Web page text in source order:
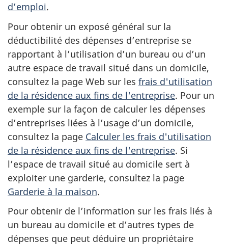
d’emploi.
Pour obtenir un exposé général sur la
déductibilité des dépenses d’entreprise se
rapportant à l’utilisation d’un bureau ou d’un
autre espace de travail situé dans un domicile,
consultez la page Web sur les frais d'utilisation
de la résidence aux fins de l'entreprise. Pour un
exemple sur la façon de calculer les dépenses
d’entreprises liées à l’usage d’un domicile,
consultez la page Calculer les frais d'utilisation
de la résidence aux fins de l'entreprise. Si
l’espace de travail situé au domicile sert à
exploiter une garderie, consultez la page
Garderie à la maison.
Pour obtenir de l’information sur les frais liés à
un bureau au domicile et d’autres types de
dépenses que peut déduire un propriétaire